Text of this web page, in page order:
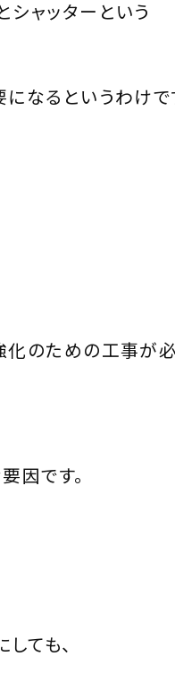
ャッターという
なるというわけで
化のための工事が
因です。
ても、